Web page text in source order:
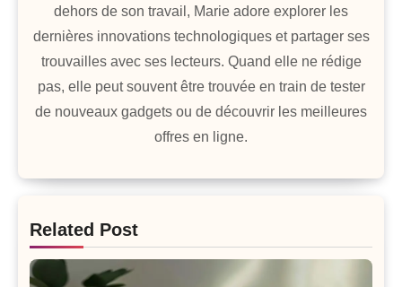
dehors de son travail, Marie adore explorer les
dernières innovations technologiques et partager ses
trouvailles avec ses lecteurs. Quand elle ne rédige
pas, elle peut souvent être trouvée en train de tester
de nouveaux gadgets ou de découvrir les meilleures
offres en ligne.
Related Post